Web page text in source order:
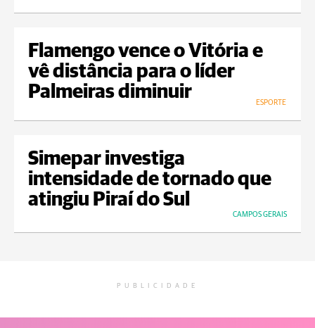
Flamengo vence o Vitória e
vê distância para o líder
Palmeiras diminuir
ESPORTE
Simepar investiga
intensidade de tornado que
atingiu Piraí do Sul
CAMPOS GERAIS
PUBLICIDADE